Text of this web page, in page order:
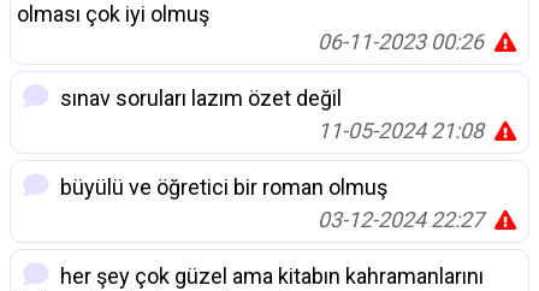
olması çok iyi olmuş
06-11-2023 00:26
sınav soruları lazım özet değil
11-05-2024 21:08
büyülü ve öğretici bir roman olmuş
03-12-2024 22:27
her şey çok güzel ama kitabın kahramanlarını